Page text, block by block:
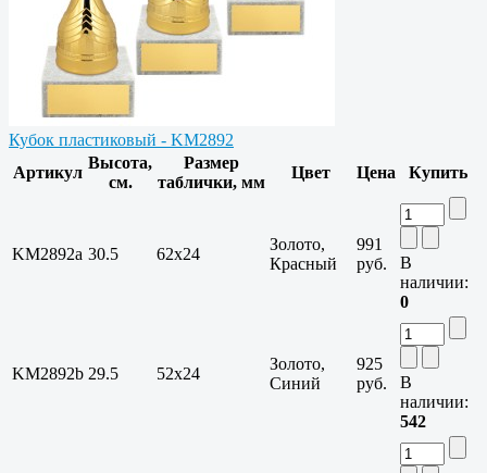
Кубок пластиковый - KM2892
Артикул
Высота,
см.
Размер
таблички, мм
Цвет Цена Купить
KM2892a 30.5 62х24
Золото,
Красный
991
руб.
В
наличии:
0
KM2892b 29.5 52х24
Золото,
Синий
925
руб.
В
наличии:
542